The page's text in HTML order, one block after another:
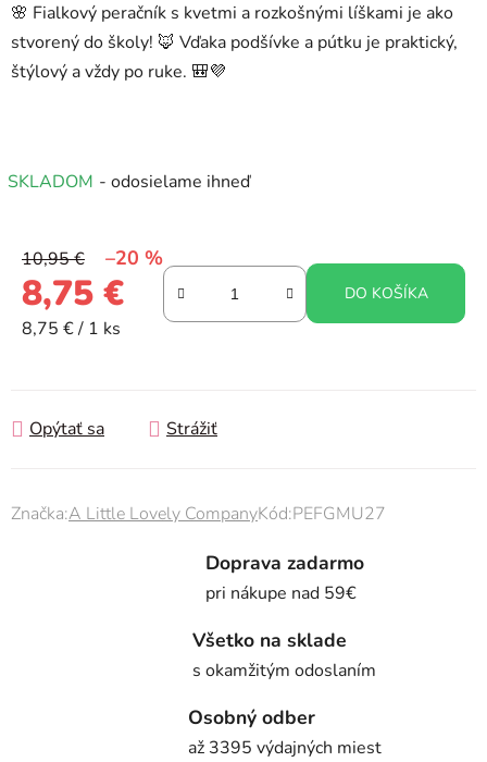
🌸 Fialkový peračník s kvetmi a rozkošnými líškami je ako
stvorený do školy! 🦊 Vďaka podšívke a pútku je praktický,
štýlový a vždy po ruke. 🎒💜
SKLADOM - odosielame ihneď
10,95 € –20 %
8,75 €
Jednotková cena:
8,75 € / 1 ks
DO KOŠÍKA
Opýtať sa Strážiť
Značka:A Little Lovely CompanyKód:PEFGMU27
Doprava zadarmo
pri nákupe nad 59€
Všetko na sklade
s okamžitým odoslaním
Osobný odber
až 3395 výdajných miest